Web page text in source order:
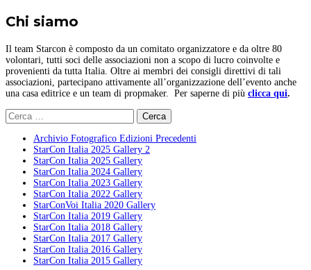
Chi siamo
Il team Starcon è composto da un comitato organizzatore e da oltre 80
volontari, tutti soci delle associazioni non a scopo di lucro coinvolte e
provenienti da tutta Italia. Oltre ai membri dei consigli direttivi di tali
associazioni, partecipano attivamente all’organizzazione dell’evento anche
una casa editrice e un team di propmaker. Per saperne di più clicca qui.
Ricerca
per:
Archivio Fotografico Edizioni Precedenti
StarCon Italia 2025 Gallery 2
StarCon Italia 2025 Gallery
StarCon Italia 2024 Gallery
StarCon Italia 2023 Gallery
StarCon Italia 2022 Gallery
StarConVoi Italia 2020 Gallery
StarCon Italia 2019 Gallery
StarCon Italia 2018 Gallery
StarCon Italia 2017 Gallery
StarCon Italia 2016 Gallery
StarCon Italia 2015 Gallery